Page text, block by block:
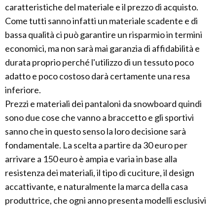
caratteristiche del materiale e il prezzo di acquisto.
Come tutti sanno infatti un materiale scadente e di
bassa qualità ci può garantire un risparmio in termini
economici, ma non sarà mai garanzia di affidabilità e
durata proprio perché l'utilizzo di un tessuto poco
adatto e poco costoso darà certamente una resa
inferiore.
Prezzi e materiali dei pantaloni da snowboard quindi
sono due cose che vanno a braccetto e gli sportivi
sanno che in questo senso la loro decisione sarà
fondamentale. La scelta a partire da 30 euro per
arrivare a 150 euro è ampia e varia in base alla
resistenza dei materiali, il tipo di cuciture, il design
accattivante, e naturalmente la marca della casa
produttrice, che ogni anno presenta modelli esclusivi